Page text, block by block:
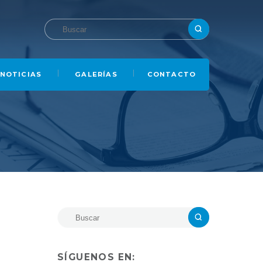
NOTICIAS GALERÍAS CONTACTO
SÍGUENOS EN: